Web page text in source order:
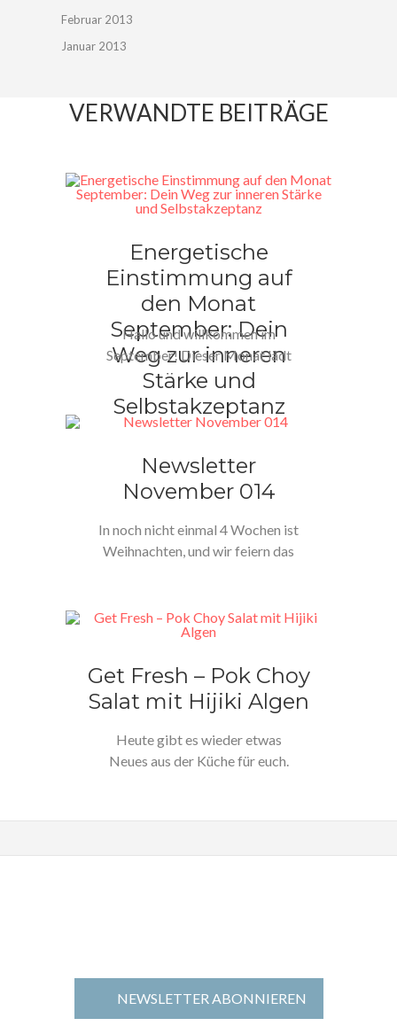
Februar 2013
Januar 2013
VERWANDTE BEITRÄGE
Energetische
Einstimmung auf
den Monat
September: Dein
Weg zur inneren
Stärke und
Selbstakzeptanz
Hallo und willkommen im
September! Dieser Monat lädt
dich ein, tief in dein
Selbstwertgefühl und…
Newsletter
November 014
In noch nicht einmal 4 Wochen ist
Weihnachten, und wir feiern das
Get Fresh – Pok Choy
Salat mit Hijiki Algen
Heute gibt es wieder etwas
Neues aus der Küche für euch.
NEWSLETTER ABONNIEREN